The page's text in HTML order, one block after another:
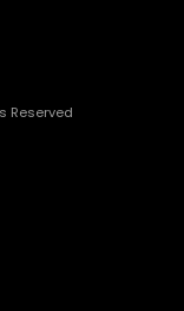
Reserved